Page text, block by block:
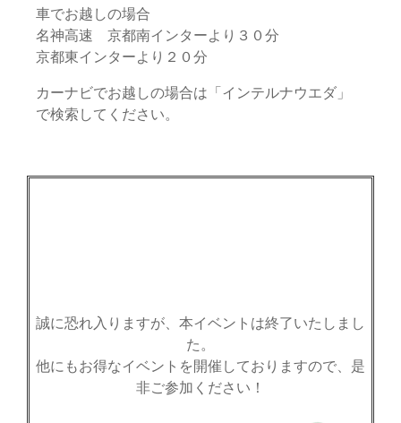
車でお越しの場合
名神高速 京都南インターより３０分
京都東インターより２０分
カーナビでお越しの場合は「インテルナウエダ」
で検索してください。
誠に恐れ入りますが、本イベントは終了いたしまし
た。
他にもお得なイベントを開催しておりますので、是
非ご参加ください！